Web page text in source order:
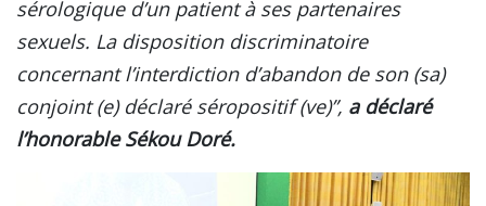
sérologique d’un patient à ses partenaires
sexuels. La disposition discriminatoire
concernant l’interdiction d’abandon de son (sa)
conjoint (e) déclaré séropositif (ve)”, a déclaré
l’honorable Sékou Doré.